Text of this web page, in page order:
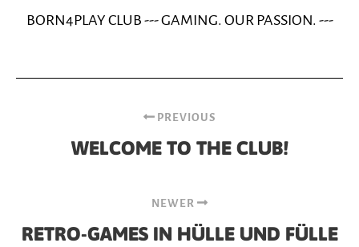
BORN4PLAY CLUB --- GAMING. OUR PASSION. ---
PREVIOUS
WELCOME TO THE CLUB!
NEWER
RETRO-GAMES IN HÜLLE UND FÜLLE